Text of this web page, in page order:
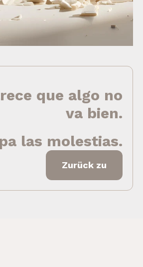
que algo no
va bien.
las molestias.
Zurück zu